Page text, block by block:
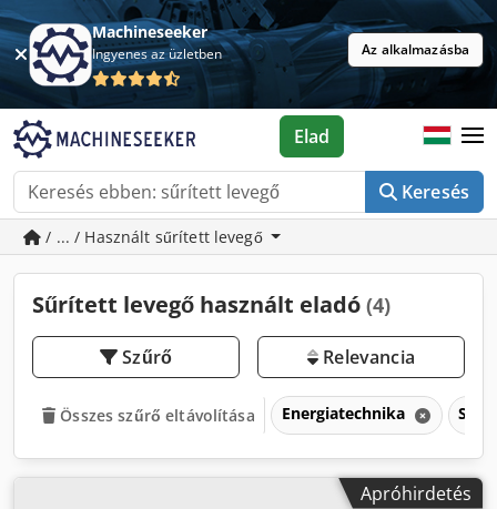
Machineseeker
Ingyenes az üzletben Az alkalmazásba
Keresés
Elad
/ ... / Használt sűrített levegő
Sűrített levegő használt eladó (4)
Szűrő Relevancia
Összes szűrő eltávolítása Energiatechnika
Apróhirdetés